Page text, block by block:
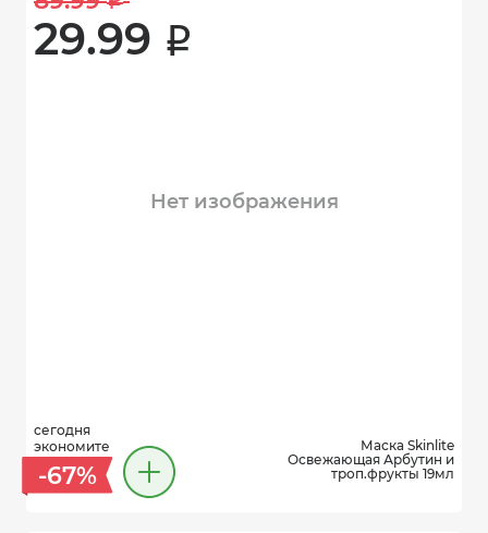
29.99 i
Нет изображения
сегодня
экономите
-67%
Маска Skinlite
Освежающая Арбутин и
троп.фрукты 19мл